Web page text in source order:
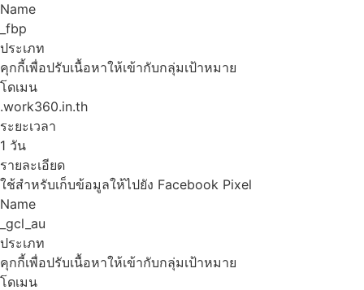
Name
_fbp
ประเภท
คุกกี้เพื่อปรับเนื้อหาให้เข้ากับกลุ่มเป้าหมาย
โดเมน
.work360.in.th
ระยะเวลา
1 วัน
รายละเอียด
ใช้สำหรับเก็บข้อมูลให้ไปยัง Facebook Pixel
Name
_gcl_au
ประเภท
คุกกี้เพื่อปรับเนื้อหาให้เข้ากับกลุ่มเป้าหมาย
โดเมน